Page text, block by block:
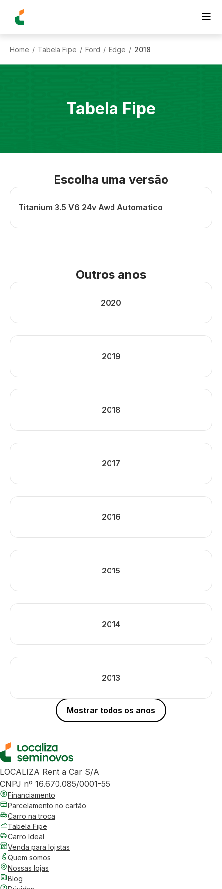
Home / Tabela Fipe / Ford / Edge / 2018
Tabela Fipe
Escolha uma versão
Titanium 3.5 V6 24v Awd Automatico
Outros anos
2020
2019
2018
2017
2016
2015
2014
2013
Mostrar todos os anos
LOCALIZA Rent a Car S/A
CNPJ nº 16.670.085/0001-55
Financiamento
Parcelamento no cartão
Carro na troca
Tabela Fipe
Carro Ideal
Venda para lojistas
Quem somos
Nossas lojas
Blog